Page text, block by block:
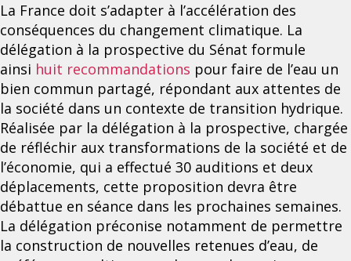
La France doit s’adapter à l’accélération des
conséquences du changement climatique. La
délégation à la prospective du Sénat formule
ainsi huit recommandations pour faire de l’eau un
bien commun partagé, répondant aux attentes de
la société dans un contexte de transition hydrique.
Réalisée par la délégation à la prospective, chargée
de réfléchir aux transformations de la société et de
l’économie, qui a effectué 30 auditions et deux
déplacements, cette proposition devra être
débattue en séance dans les prochaines semaines.
La délégation préconise notamment de permettre
la construction de nouvelles retenues d’eau, de